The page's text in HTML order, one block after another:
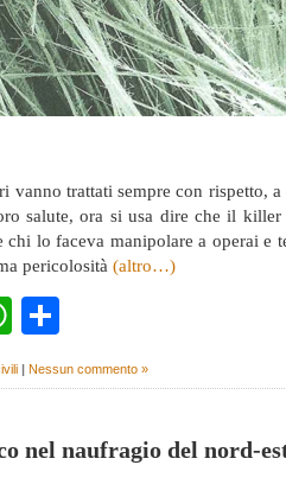
vanno trattati sempre con rispetto, a
salute, ora si usa dire che il
chi lo faceva manipolare a operai e
pericolosità (altro…)
WhatsApp
| Nessun commento »
nel naufragio del nord-